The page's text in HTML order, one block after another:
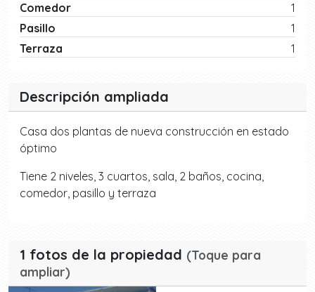
Comedor
1
Pasillo
1
Terraza
1
Descripción ampliada
Casa dos plantas de nueva construcción en estado
óptimo
Tiene 2 niveles, 3 cuartos, sala, 2 baños, cocina,
comedor, pasillo y terraza
1 fotos de la propiedad (Toque para
ampliar)